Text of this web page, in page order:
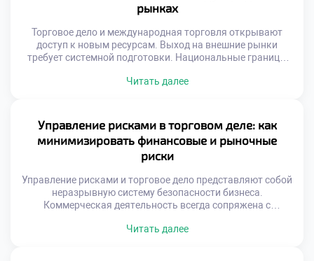
рынках
Торговое дело и международная торговля открывают
доступ к новым ресурсам. Выход на внешние рынки
требует системной подготовки. Национальные границы
создает уникальные возможности для роста. Успех
популярно дома, может не сработать за рубежом.
Понимание менталитета иностранного […]
Читать далее
Управление рисками в торговом деле: как
минимизировать финансовые и рыночные
риски
Управление рисками и торговое дело представляют собой
неразрывную систему безопасности бизнеса.
Коммерческая деятельность всегда сопряжена с
угроз ведет к неизбежным потерям капитала.
Читать далее